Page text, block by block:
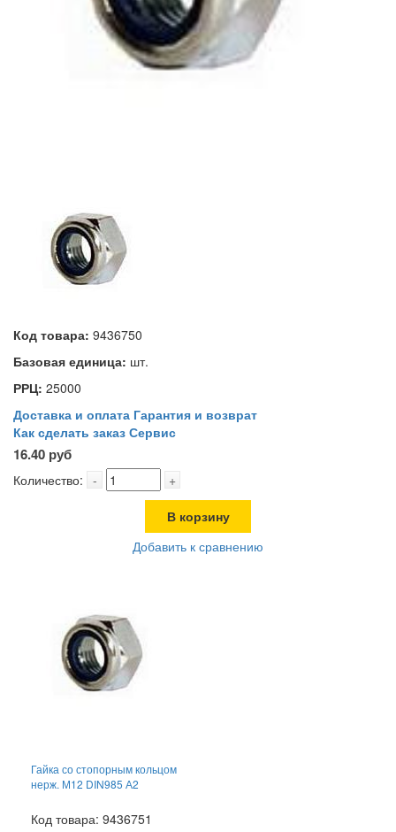
Код товара: 9436750
Базовая единица: шт.
РРЦ: 25000
Доставка и оплата Гарантия и возврат
Как сделать заказ Сервис
16.40 руб
Количество: - +
В корзину
Добавить к сравнению
Гайка со стопорным кольцом
нерж. М12 DIN985 А2
Код товара: 9436751